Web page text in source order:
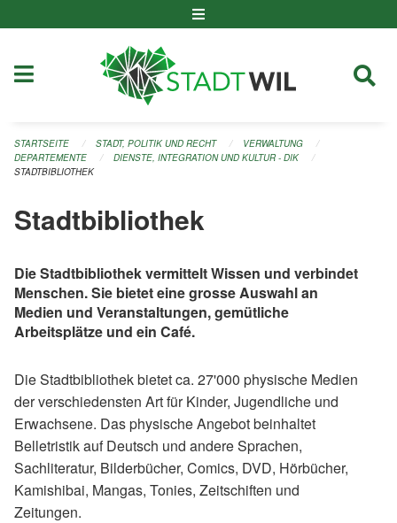
STARTSEITE STADT, POLITIK UND RECHT
VERWALTUNG
DEPARTEMENTE
DIENSTE, INTEGRATION UND KULTUR - DIK
STADTBIBLIOTHEK
Stadtbibliothek
Die Stadtbibliothek vermittelt Wissen und verbindet
Menschen. Sie bietet eine grosse Auswahl an
Medien und Veranstaltungen, gemütliche
Arbeitsplätze und ein Café.
Die Stadtbibliothek bietet ca. 27'000 physische Medien
der verschiedensten Art für Kinder, Jugendliche und
Erwachsene. Das physische Angebot beinhaltet
Belletristik auf Deutsch und andere Sprachen,
Sachliteratur, Bilderbücher, Comics, DVD, Hörbücher,
Kamishibai, Mangas, Tonies, Zeitschiften und
Zeitungen.